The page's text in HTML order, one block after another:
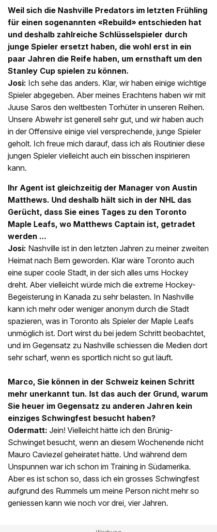
Weil sich die Nashville Predators im letzten Frühling
für einen sogenannten «Rebuild» entschieden hat
und deshalb zahlreiche Schlüsselspieler durch
junge Spieler ersetzt haben, die wohl erst in ein
paar Jahren die Reife haben, um ernsthaft um den
Stanley Cup spielen zu können.
Josi: Ich sehe das anders. Klar, wir haben einige wichtige
Spieler abgegeben. Aber meines Erachtens haben wir mit
Juuse Saros den weltbesten Torhüter in unseren Reihen.
Unsere Abwehr ist generell sehr gut, und wir haben auch
in der Offensive einige viel versprechende, junge Spieler
geholt. Ich freue mich darauf, dass ich als Routinier diese
jungen Spieler vielleicht auch ein bisschen inspirieren
kann.
Ihr Agent ist gleichzeitig der Manager von Austin
Matthews. Und deshalb hält sich in der NHL das
Gerücht, dass Sie eines Tages zu den Toronto
Maple Leafs, wo Matthews Captain ist, getradet
werden ...
Josi: Nashville ist in den letzten Jahren zu meiner zweiten
Heimat nach Bern geworden. Klar wäre Toronto auch
eine super coole Stadt, in der sich alles ums Hockey
dreht. Aber vielleicht würde mich die extreme Hockey-
Begeisterung in Kanada zu sehr belasten. In Nashville
kann ich mehr oder weniger anonym durch die Stadt
spazieren, was in Toronto als Spieler der Maple Leafs
unmöglich ist. Dort wirst du bei jedem Schritt beobachtet,
und im Gegensatz zu Nashville schiessen die Medien dort
sehr scharf, wenn es sportlich nicht so gut läuft.
Marco, Sie können in der Schweiz keinen Schritt
mehr unerkannt tun. Ist das auch der Grund, warum
Sie heuer im Gegensatz zu anderen Jahren kein
einziges Schwingfest besucht haben?
Odermatt: Jein! Vielleicht hätte ich den Brünig-
Schwinget besucht, wenn an diesem Wochenende nicht
Mauro Caviezel geheiratet hätte. Und während dem
Unspunnen war ich schon im Training in Südamerika.
Aber es ist schon so, dass ich ein grosses Schwingfest
aufgrund des Rummels um meine Person nicht mehr so
geniessen kann wie noch vor drei, vier Jahren.